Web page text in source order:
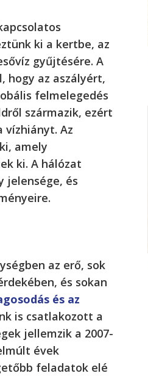
ki a kertbe, az
gyűjtésére. A
hogy az aszályért,
felmelegedés
származik, ezért
vízhiányt. Az
amely
ki. A hálózat
jelensége, és
az erő, sok
és sokan
és az
is csatlakozott a
jellemzik a 2007-
évek
feladatok elé